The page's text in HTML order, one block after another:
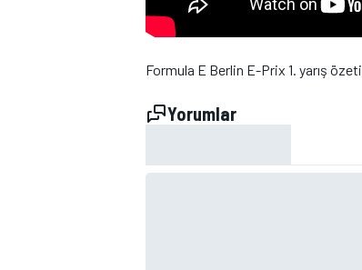
WRC
Formula E Berlin E-Prix 1. yarış özeti
Yorumlar